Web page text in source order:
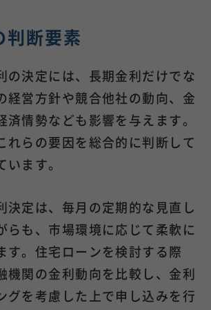
判断要素
の決定には、長期金利だけでな
経営方針や競合他社の動向、金
済情勢なども影響を与えます。
れらの要因を総合的に判断して
ます。
決定は、毎月の定期的な見直し
らも、市場環境に応じて柔軟に
す。住宅ローンを検討する際
機関の金利動向を比較し、金利
グを考慮した上で申し込みを行